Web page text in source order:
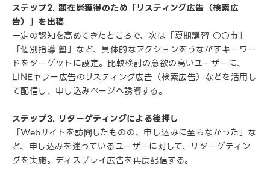
ステップ2. 顕在層獲得のため「リスティング広告（検索広
告）」を出稿
一定の認知を高めてきたところで、次は「夏期講習 ○○市」
「個別指導 塾」など、具体的なアクションをうながすキーワー
ドをターゲットに設定。比較検討の意欲の高いユーザーに、
LINEヤフー広告のリスティング広告（検索広告）などを活用し
て配信し、申し込みページへ誘導する。
ステップ3. リターゲティングによる後押し
「Webサイトを訪問したものの、申し込みに至らなかった」な
ど、申し込みを迷っているユーザーに対して、リターゲティン
グを実施。ディスプレイ広告を再度配信する。